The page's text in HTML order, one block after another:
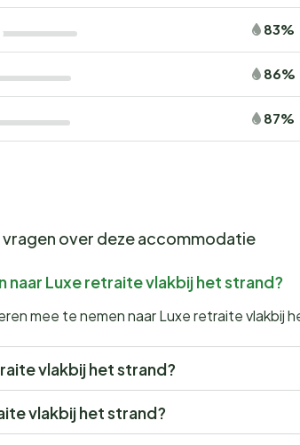
83%
86%
87%
over deze accommodatie
naar Luxe retraite vlakbij het strand?
mee te nemen naar Luxe retraite vlakbij
vlakbij het strand?
vlakbij het strand?